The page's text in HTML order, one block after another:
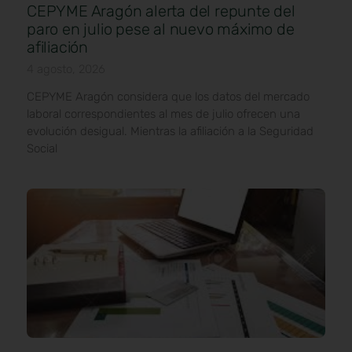
CEPYME Aragón alerta del repunte del
paro en julio pese al nuevo máximo de
afiliación
CEPYME Aragón considera que los datos del mercado
laboral correspondientes al mes de julio ofrecen una
evolución desigual. Mientras la afiliación a la Seguridad
Social